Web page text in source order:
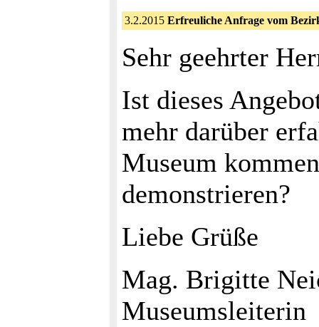
3.2.2015 Erfreuliche Anfrage vom
Sehr geehrter
Ist dieses
mehr darüber
Museum
demonstrieren?
Liebe Grüße
Mag. Brigitte
Museumsleiterin